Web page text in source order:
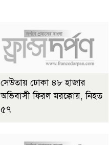
সেউতায় ঢোকা ৪৮ হাজার
অভিবাসী ফিরল মরক্কোয়, নিহত
৫৭